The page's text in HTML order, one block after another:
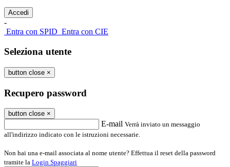
-
Entra con SPID Entra con CIE
Seleziona utente
button close ×
Recupero password
button close ×
E-mail Verrà inviato un messaggio
all'indirizzo indicato con le istruzioni necessarie.
Non hai una e-mail associata al nome utente? Effettua il reset della password
tramite la Login Spaggiari